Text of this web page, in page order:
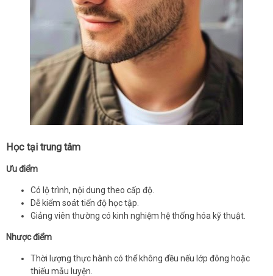
Học tại trung tâm
Ưu điểm
Có lộ trình, nội dung theo cấp độ.
Dễ kiểm soát tiến độ học tập.
Giảng viên thường có kinh nghiệm hệ thống hóa kỹ thuật.
Nhược điểm
Thời lượng thực hành có thể không đều nếu lớp đông hoặc
thiếu mẫu luyện.